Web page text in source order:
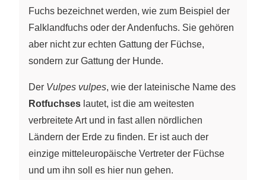
Fuchs bezeichnet werden, wie zum Beispiel der
Falklandfuchs oder der Andenfuchs. Sie gehören
aber nicht zur echten Gattung der Füchse,
sondern zur Gattung der Hunde.
Der Vulpes vulpes, wie der lateinische Name des
Rotfuchses lautet, ist die am weitesten
verbreitete Art und in fast allen nördlichen
Ländern der Erde zu finden. Er ist auch der
einzige mitteleuropäische Vertreter der Füchse
und um ihn soll es hier nun gehen.